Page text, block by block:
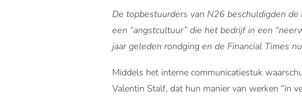
De topbestuurders van N26 beschuldigden
een “angstcultuur” die het bedrijf in een
jaar geleden rondging en de Financial Times
Middels het interne communicatiestuk
Valentin Stalf, dat hun manier van werken “in